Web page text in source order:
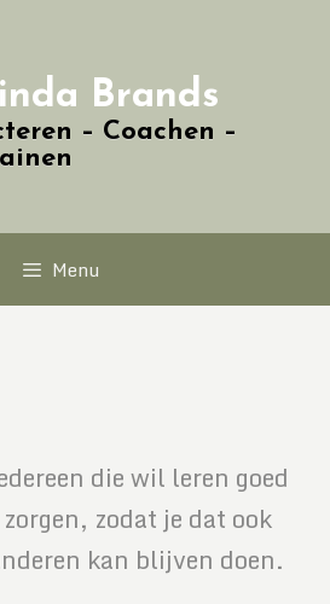
Brands
– Coachen –
Menu
die wil leren goed
zodat je dat ook
kan blijven doen.